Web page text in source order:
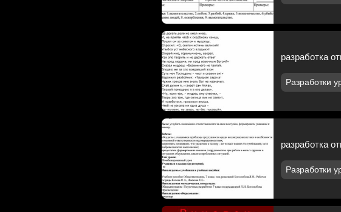
разработка
Разработки
разработка
Разработки